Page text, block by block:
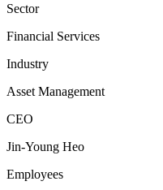
Sector
Financial Services
Industry
Asset Management
CEO
Jin-Young Heo
Employees